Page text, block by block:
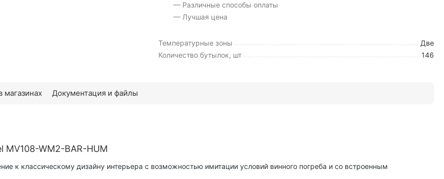
— Различные способы оплаты
— Лучшая цена
Температурные зоны
Две
Количество бутылок, шт
146
магазинах Документация и файлы
MV108-WM2-BAR-HUM
к классическому дизайну интерьера с возможностью имитации условий винного погреба и со встроенным